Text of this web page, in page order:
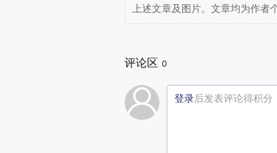
上述文章及图片。文章均为作者
评论区 0
登录后发表评论得积分